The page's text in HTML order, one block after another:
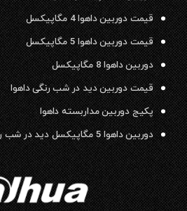
قیمت دوربین داهوا 4 مگاپیکسل
قیمت دوربین داهوا 5 مگاپیکسل
دوربین داهوا 8 مگاپیکسل
قیمت دوربین دید در شب رنگی داهوا
پکیج دوربین مداربسته داهوا
دوربین داهوا 5 مگاپیکسل دید در شب رنگی